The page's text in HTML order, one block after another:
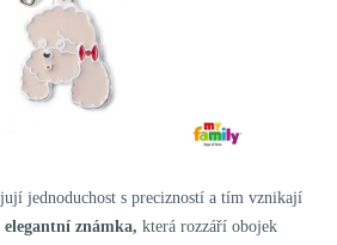
jednoduchost s precizností a tím vznikají
známka, která rozzáří obojek